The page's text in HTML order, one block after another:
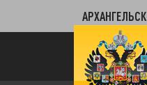
АРХАНГЕЛЬСК